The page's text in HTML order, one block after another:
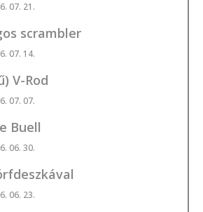
07. 21.
scrambler
07. 14.
V-Rod
07. 07.
Buell
06. 30.
06. 23.